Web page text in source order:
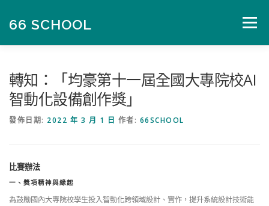
66 SCHOOL 選單
轉知：「均豪第十一屆全國大專院校AI
智動化設備創作獎」
發佈日期: 2022 年 3 月 1 日 作者: 66SCHOOL
比賽辦法
一、獎項精神與緣起
為鼓勵國內大專院校學生投入智動化跨領域設計、實作，提升系統設計技術能